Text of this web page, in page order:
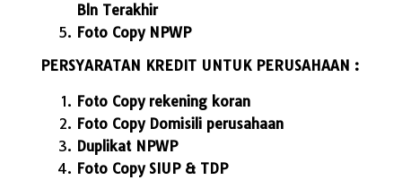
Bln Terakhir
Foto Copy NPWP
PERSYARATAN KREDIT UNTUK PERUSAHAAN :
Foto Copy rekening koran
Foto Copy Domisili perusahaan
Duplikat NPWP
Foto Copy SIUP & TDP